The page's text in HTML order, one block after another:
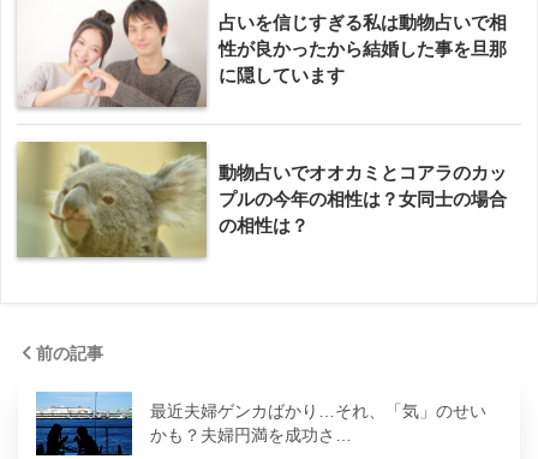
占いを信じすぎる私は動物占いで相
性が良かったから結婚した事を旦那
に隠しています
動物占いでオオカミとコアラのカッ
プルの今年の相性は？女同士の場合
の相性は？
前の記事
最近夫婦ゲンカばかり…それ、「気」のせい
かも？夫婦円満を成功さ…